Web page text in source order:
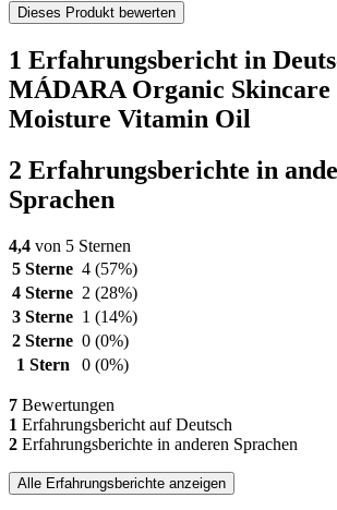
Dieses Produkt bewerten
1 Erfahrungsbericht in
MÁDARA Organic Skincare
Moisture Vitamin Oil
2 Erfahrungsberichte in
Sprachen
4,4 von 5 Sternen
5 Sterne 4 (57%)
4 Sterne 2 (28%)
3 Sterne 1 (14%)
2 Sterne 0 (0%)
1 Stern
0 (0%)
7 Bewertungen
1 Erfahrungsbericht auf Deutsch
2 Erfahrungsberichte in anderen Sprachen
Alle Erfahrungsberichte anzeigen